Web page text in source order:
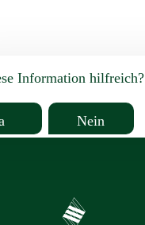
Information hilfreich?
Nein